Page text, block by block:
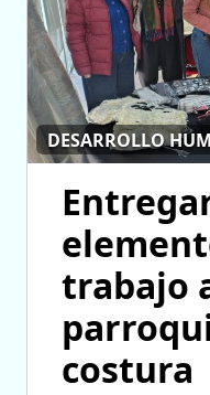
DESARROLLO
trabajo
costura